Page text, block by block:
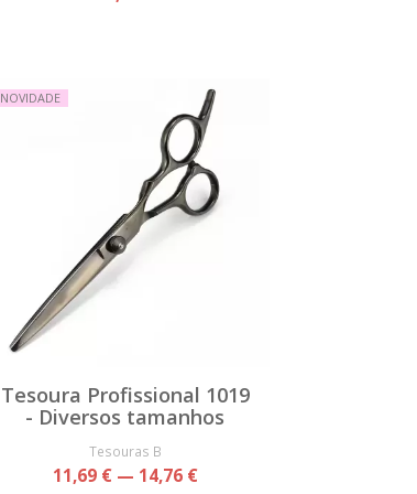
NOVIDADE
Tesoura Profissional 1019
- Diversos tamanhos
Tesouras B
11,69 € — 14,76 €